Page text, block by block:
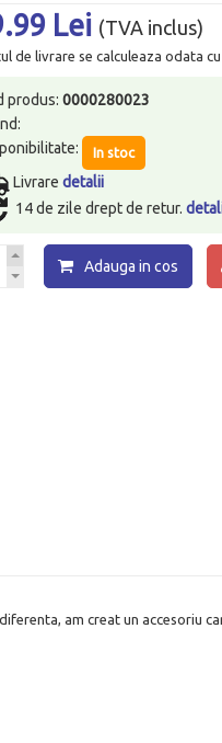
Lei (TVA inclus)
de livrare se calculeaza odata
produs:0000280023
In stoc
Livraredetalii
14 de zile drept de retur.
Adauga in cos
am creat un accesoriu